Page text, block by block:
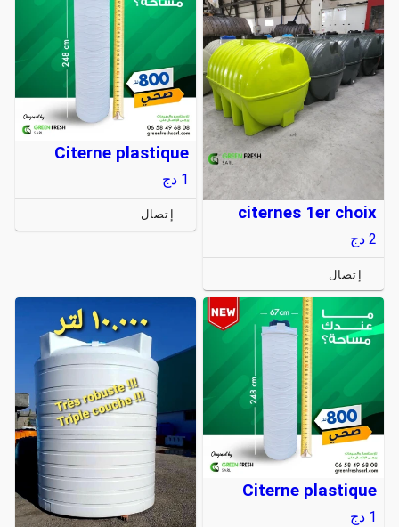
citernes 1er choix
2 دج
إتصال
Citerne plastique
1 دج
إتصال
Citerne plastique
1 دج